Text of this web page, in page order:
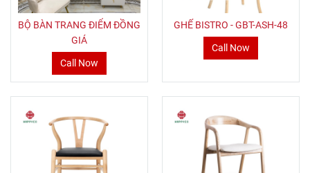
BỘ BÀN TRANG ĐIỂM ĐỒNG
GIÁ
Call Now
GHẾ BISTRO - GBT-ASH-48
Call Now